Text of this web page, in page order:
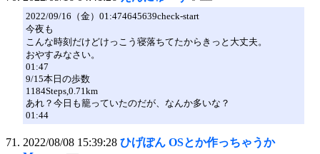
2022/09/16（金）01:474645639check-start
今夜も
こんな時刻だけどけっこう寝落ちてたからきっと大丈夫。
おやすみなさい。
01:47
9/15本日の歩数
1184Steps,0.71km
あれ？今日も籠っていたのだが、なんか多いな？
01:44
2022/08/08 15:39:28 ひげぽん OSとか作っちゃうか